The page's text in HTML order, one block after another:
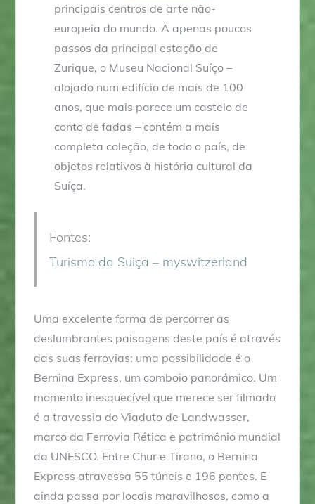
principais centros de arte não-
europeia do mundo. A apenas poucos
passos da principal estação de
Zurique, o Museu Nacional Suíço –
alojado num edifício de mais de 100
anos, que mais parece um castelo de
conto de fadas – contém a mais
completa coleção, de todo o país, de
objetos relativos à história cultural da
Suíça.
Fontes:
Turismo da Suiça – myswitzerland
Uma excelente forma de percorrer as
deslumbrantes paisagens deste país é através
das suas ferrovias: uma possibilidade é o
Bernina Express, um comboio panorámico. Um
momento inesquecível que merece ser filmado
é a travessia do Viaduto de Landwasser,
marco da Ferrovia Rética e patrimônio mundial
da UNESCO. Entre Chur e Tirano, o Bernina
Express atravessa 55 túneis e 196 pontes. E
ainda passa por locais maravilhosos, como a